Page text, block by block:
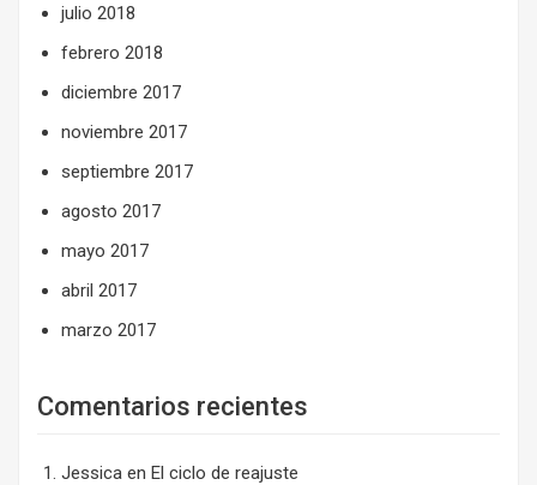
julio 2018
febrero 2018
diciembre 2017
noviembre 2017
septiembre 2017
agosto 2017
mayo 2017
abril 2017
marzo 2017
Comentarios recientes
Jessica en El ciclo de reajuste